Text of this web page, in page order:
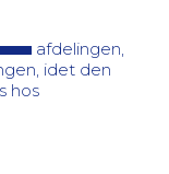
afdelingen,
idet den
hos